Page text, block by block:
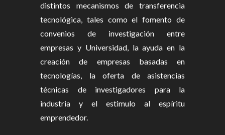
distintos mecanismos de transferencia
tecnológica, tales como el fomento de
convenios de investigación entre
empresas y Universidad, la ayuda en la
creación de empresas basadas en
tecnologías, la oferta de asistencias
técnicas de investigadores para la
industria y el estimulo al espíritu
emprendedor.